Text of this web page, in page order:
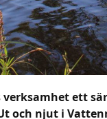
ett
och njut i